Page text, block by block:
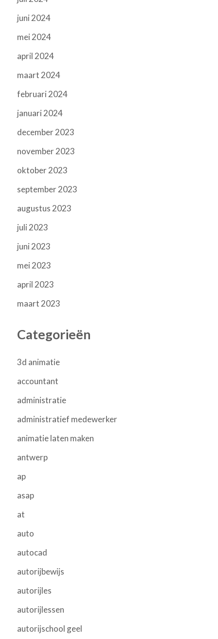
juni 2024
mei 2024
april 2024
maart 2024
februari 2024
januari 2024
december 2023
november 2023
oktober 2023
september 2023
augustus 2023
juli 2023
juni 2023
mei 2023
april 2023
maart 2023
Categorieën
3d animatie
accountant
administratie
administratief medewerker
animatie laten maken
antwerp
ap
asap
at
auto
autocad
autorijbewijs
autorijles
autorijlessen
autorijschool geel